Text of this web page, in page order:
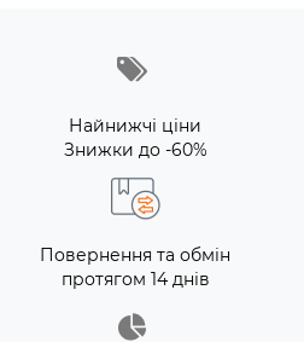
Найнижчі ціни
Знижки до -60%
Повернення та обмін
протягом 14 днів